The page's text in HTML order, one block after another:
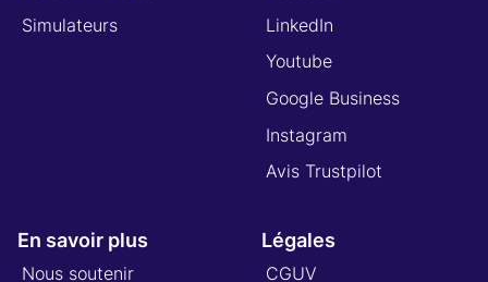
Simulateurs
LinkedIn
Youtube
Google Business
Instagram
Avis Trustpilot
En savoir plus
Nous soutenir
Légales
CGUV